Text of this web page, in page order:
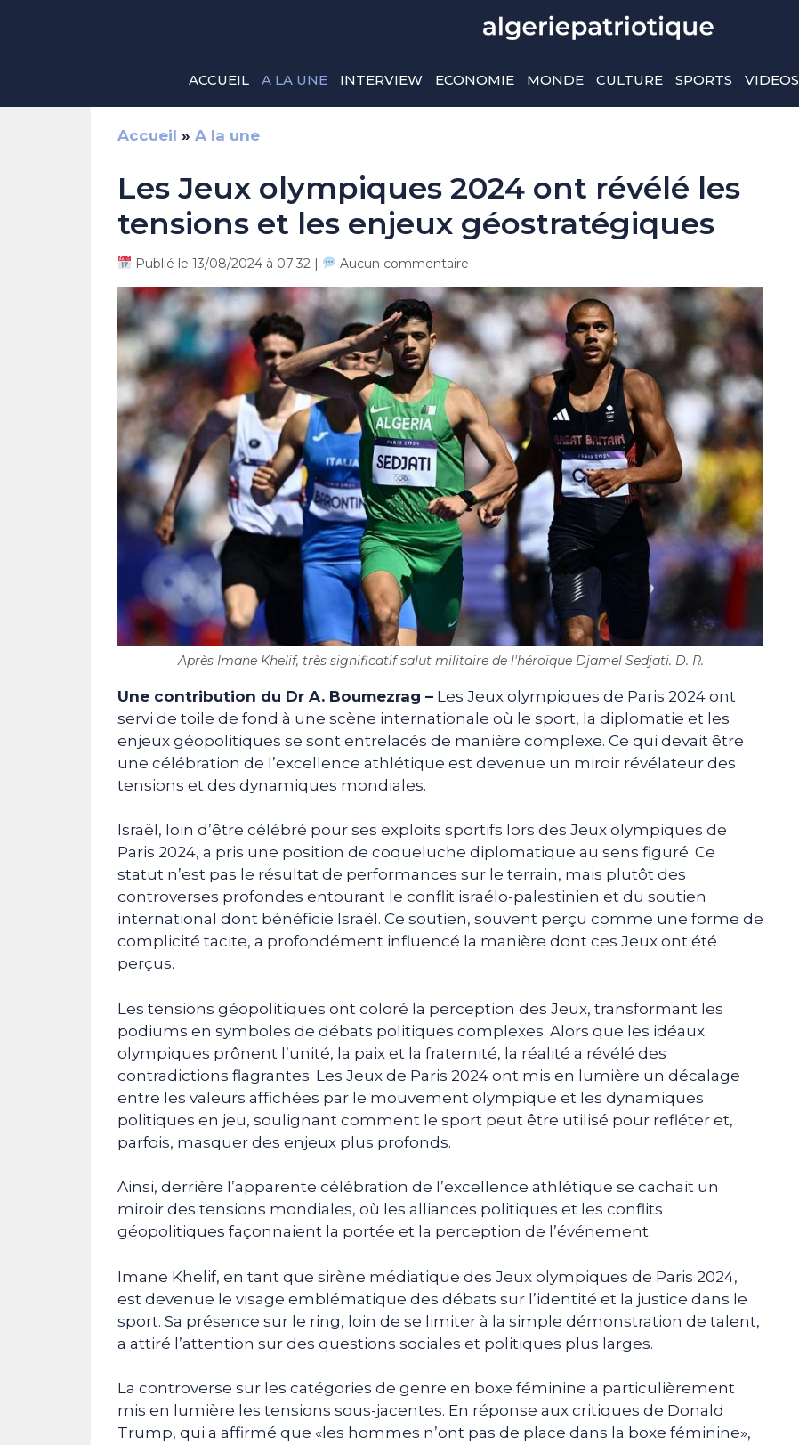
ACCUEIL A LA UNE INTERVIEW ECONOMIE MONDE CULTURE SPORTS VIDEOS
Accueil » A la une
Les Jeux olympiques 2024 ont révélé les
tensions et les enjeux géostratégiques
Publié le 13/08/2024 à 07:32 | Aucun commentaire
Après Imane Khelif, très significatif salut militaire de l'héroïque Djamel Sedjati. D. R.
Une contribution du Dr A. Boumezrag – Les Jeux olympiques de Paris 2024 ont
servi de toile de fond à une scène internationale où le sport, la diplomatie et les
enjeux géopolitiques se sont entrelacés de manière complexe. Ce qui devait être
une célébration de l’excellence athlétique est devenue un miroir révélateur des
tensions et des dynamiques mondiales.
Israël, loin d’être célébré pour ses exploits sportifs lors des Jeux olympiques de
Paris 2024, a pris une position de coqueluche diplomatique au sens figuré. Ce
statut n’est pas le résultat de performances sur le terrain, mais plutôt des
controverses profondes entourant le conflit israélo-palestinien et du soutien
international dont bénéficie Israël. Ce soutien, souvent perçu comme une forme de
complicité tacite, a profondément influencé la manière dont ces Jeux ont été
perçus.
Les tensions géopolitiques ont coloré la perception des Jeux, transformant les
podiums en symboles de débats politiques complexes. Alors que les idéaux
olympiques prônent l’unité, la paix et la fraternité, la réalité a révélé des
contradictions flagrantes. Les Jeux de Paris 2024 ont mis en lumière un décalage
entre les valeurs affichées par le mouvement olympique et les dynamiques
politiques en jeu, soulignant comment le sport peut être utilisé pour refléter et,
parfois, masquer des enjeux plus profonds.
Ainsi, derrière l’apparente célébration de l’excellence athlétique se cachait un
miroir des tensions mondiales, où les alliances politiques et les conflits
géopolitiques façonnaient la portée et la perception de l’événement.
Imane Khelif, en tant que sirène médiatique des Jeux olympiques de Paris 2024,
est devenue le visage emblématique des débats sur l’identité et la justice dans le
sport. Sa présence sur le ring, loin de se limiter à la simple démonstration de talent,
a attiré l’attention sur des questions sociales et politiques plus larges.
La controverse sur les catégories de genre en boxe féminine a particulièrement
mis en lumière les tensions sous-jacentes. En réponse aux critiques de Donald
Trump, qui a affirmé que «les hommes n’ont pas de place dans la boxe féminine»,